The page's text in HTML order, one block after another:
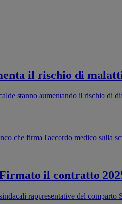
il rischio di
stanno aumentando il rischio
il contratto
rappresentative del